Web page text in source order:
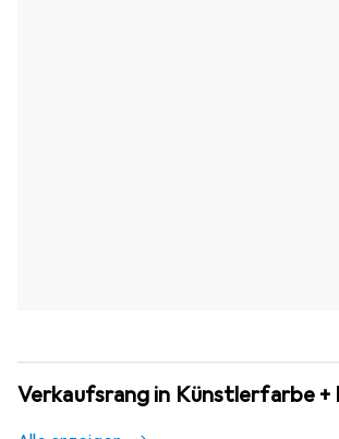
Verkaufsrang in Künstlerfarbe